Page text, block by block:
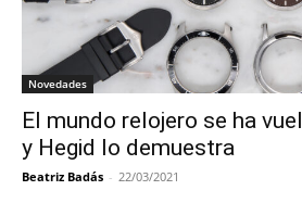
Novedades
El mundo relojero se ha
y Hegid lo demuestra
Beatriz Badás - 22/03/2021